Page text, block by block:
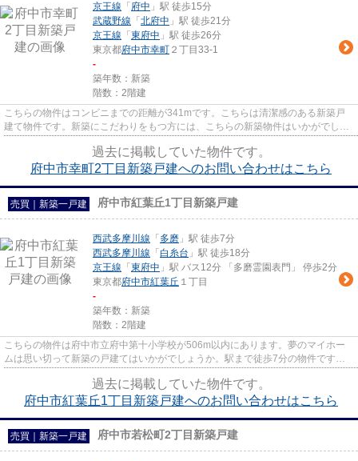
京王線 「 府中 」駅 徒歩15分
武蔵野線 「 北府中 」駅 徒歩21分
京王線 「 東府中 」駅 徒歩26分
東京都府中市幸町 ２丁目33-1
-
築年数：新築
階数：2階建
こちらの物件はコンビニまでの距離が341mです。こちらは清潔感のある新築戸
建て物件です。新築にこだわりをもつ方には、こちらの新築物件はいかがでしょ
過去に掲載していた物件です。
府中市幸町2丁目新築戸建へのお問い合わせはこちら
売買｜新築一戸建 府中市紅葉丘1丁目新築戸建
西武多摩川線 「 多磨 」駅 徒歩7分
西武多摩川線 「 白糸台 」駅 徒歩18分
京王線 「 東府中 」駅 バス12分 「多磨霊園表門」 停歩2分
東京都府中市紅葉丘 １丁目
-
築年数：新築
階数：2階建
こちらの物件は府中市立府中第十小学校が506m以内にあります。夢のマイホー
ムは思い切って新築の戸建てはいかがでしょうか。駅まで徒歩7分の物件です。
過去に掲載していた物件です。
府中市紅葉丘1丁目新築戸建へのお問い合わせはこちら
売買｜新築一戸建 府中市若松町2丁目新築戸建